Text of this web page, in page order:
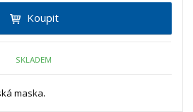
Koupit
SKLADEM
maska.